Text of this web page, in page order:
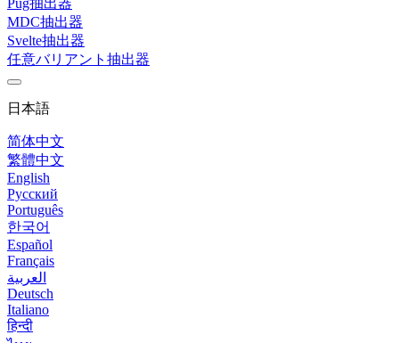
Pug抽出器
MDC抽出器
Svelte抽出器
任意バリアント抽出器
日本語
简体中文
繁體中文
English
Русский
Português
한국어
Español
Français
العربية
Deutsch
Italiano
हिन्दी